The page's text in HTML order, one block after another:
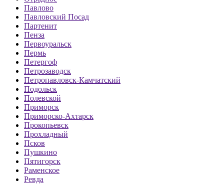
Павлово
Павловский Посад
Партенит
Пенза
Первоуральск
Пермь
Петергоф
Петрозаводск
Петропавловск-Камчатский
Подольск
Полевской
Приморск
Приморско-Ахтарск
Прокопьевск
Прохладный
Псков
Пушкино
Пятигорск
Раменское
Ревда